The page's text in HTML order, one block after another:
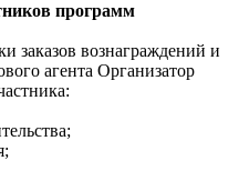
программ
заказов вознаграждений и
агента Организатор